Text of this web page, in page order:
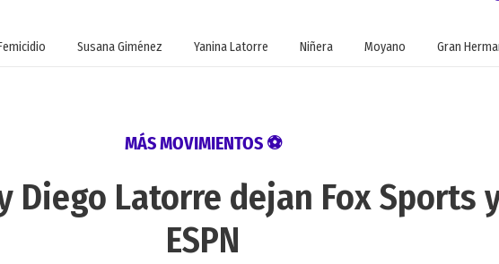
Susana Giménez Yanina Latorre Niñera Moyano Gran
MÁS MOVIMIENTOS ⚽
Diego Latorre dejan Fox Sports
ESPN